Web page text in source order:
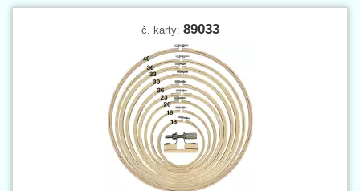
č. karty: 89033